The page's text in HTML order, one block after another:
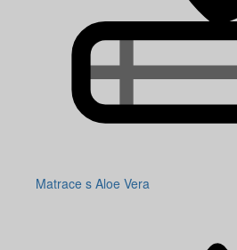
Matrace s Aloe Vera